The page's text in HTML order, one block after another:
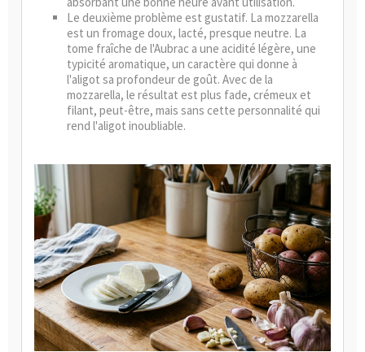
Le deuxième problème est gustatif. La mozzarella
est un fromage doux, lacté, presque neutre. La
tome fraîche de l'Aubrac a une acidité légère, une
typicité aromatique, un caractère qui donne à
l'aligot sa profondeur de goût. Avec de la
mozzarella, le résultat est plus fade, crémeux et
filant, peut-être, mais sans cette personnalité qui
rend l'aligot inoubliable.